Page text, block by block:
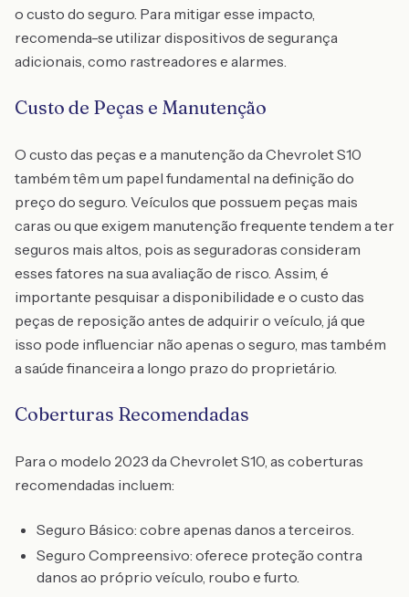
o custo do seguro. Para mitigar esse impacto,
recomenda-se utilizar dispositivos de segurança
adicionais, como rastreadores e alarmes.
Custo de Peças e Manutenção
O custo das peças e a manutenção da Chevrolet S10
também têm um papel fundamental na definição do
preço do seguro. Veículos que possuem peças mais
caras ou que exigem manutenção frequente tendem a ter
seguros mais altos, pois as seguradoras consideram
esses fatores na sua avaliação de risco. Assim, é
importante pesquisar a disponibilidade e o custo das
peças de reposição antes de adquirir o veículo, já que
isso pode influenciar não apenas o seguro, mas também
a saúde financeira a longo prazo do proprietário.
Coberturas Recomendadas
Para o modelo 2023 da Chevrolet S10, as coberturas
recomendadas incluem:
Seguro Básico: cobre apenas danos a terceiros.
Seguro Compreensivo: oferece proteção contra
danos ao próprio veículo, roubo e furto.